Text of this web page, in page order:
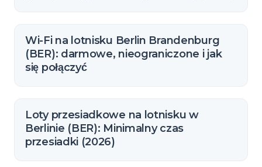
Wi-Fi na lotnisku Berlin Brandenburg
(BER): darmowe, nieograniczone i jak
się połączyć
Loty przesiadkowe na lotnisku w
Berlinie (BER): Minimalny czas
przesiadki (2026)